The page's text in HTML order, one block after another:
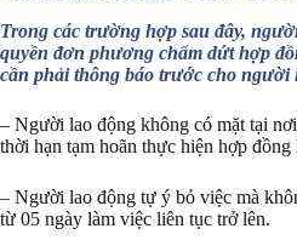
Trong các trường hợp sau đây,
quyền đơn phương chấm dứt hợp
cần phải thông báo trước cho người
– Người lao động không có mặt tại
thời hạn tạm hoãn thực hiện hợp đồng
– Người lao động tự ý bỏ việc mà
từ 05 ngày làm việc liên tục trở lên.